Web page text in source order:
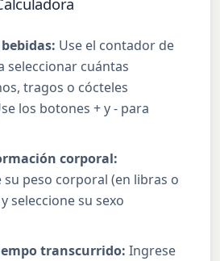
Use el contador de
seleccionar cuántas
tragos o cócteles
los botones + y - para
corporal:
peso corporal (en libras o
seleccione su sexo
transcurrido: Ingrese